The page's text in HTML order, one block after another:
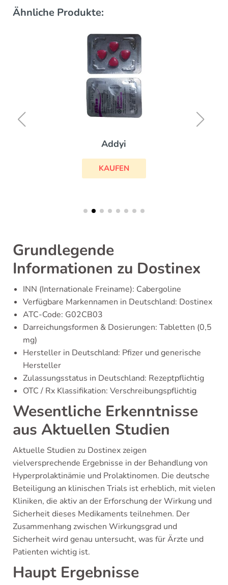
Ähnliche Produkte:
Addyi
KAUFEN
Grundlegende
Informationen zu Dostinex
INN (Internationale Freiname): Cabergoline
Verfügbare Markennamen in Deutschland: Dostinex
ATC-Code: G02CB03
Darreichungsformen & Dosierungen: Tabletten (0,5
mg)
Hersteller in Deutschland: Pfizer und generische
Hersteller
Zulassungsstatus in Deutschland: Rezeptpflichtig
OTC / Rx Klassifikation: Verschreibungspflichtig
Wesentliche Erkenntnisse
aus Aktuellen Studien
Aktuelle Studien zu Dostinex zeigen
vielversprechende Ergebnisse in der Behandlung von
Hyperprolaktinämie und Prolaktinomen. Die deutsche
Beteiligung an klinischen Trials ist erheblich, mit vielen
Kliniken, die aktiv an der Erforschung der Wirkung und
Sicherheit dieses Medikaments teilnehmen. Der
Zusammenhang zwischen Wirkungsgrad und
Sicherheit wird genau untersucht, was für Ärzte und
Patienten wichtig ist.
Haupt Ergebnisse